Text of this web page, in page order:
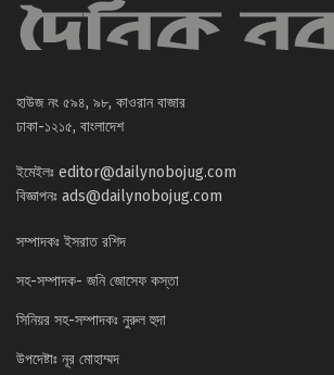
হাউজ নং ৫৯৪, ৯৮, কাওরান বাজার
ঢাকা-১২১৫, বাংলাদেশ
ইমেইলঃ editor@dailynobojug.com
বিজ্ঞাপনঃ ads@dailynobojug.com
সম্পাদকঃ ইসরাত রশিদ
সহ-সম্পাদক- জনি জোসেফ কস্তা
সিনিয়র সহ-সম্পাদকঃ নুরুল হুদা
উপদেষ্টাঃ নূর মোহাম্মদ